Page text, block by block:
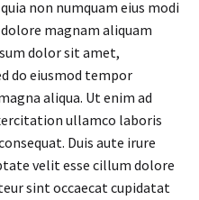
non numquam eius modi
magnam aliquam
dolor sit amet,
do eiusmod tempor
aliqua. Ut enim ad
ullamco laboris
Duis aute irure
velit esse cillum dolore
sint occaecat cupidatat